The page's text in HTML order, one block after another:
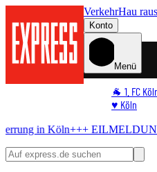
VerkehrHau raus
Konto
Menü
🐐 1. FC
♥️ Köln
🏆 Sport
+++ EILMELDUNG +++Mit